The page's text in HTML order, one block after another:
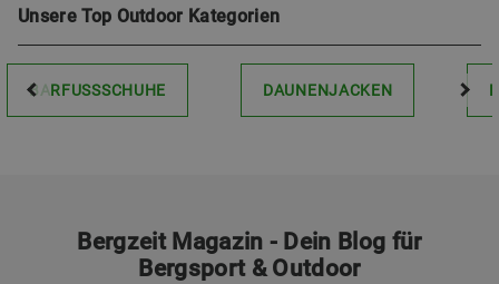
Unsere Top Outdoor Kategorien
BARFUSSSCHUHE DAUNENJACKEN
Bergzeit Magazin - Dein Blog für
Bergsport & Outdoor